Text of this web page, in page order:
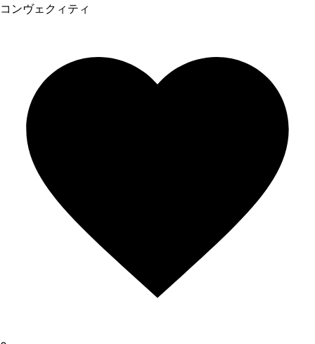
コンヴェクィティ